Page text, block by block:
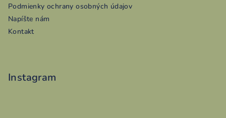
Podmienky ochrany osobných údajov
Napíšte nám
Kontakt
Instagram